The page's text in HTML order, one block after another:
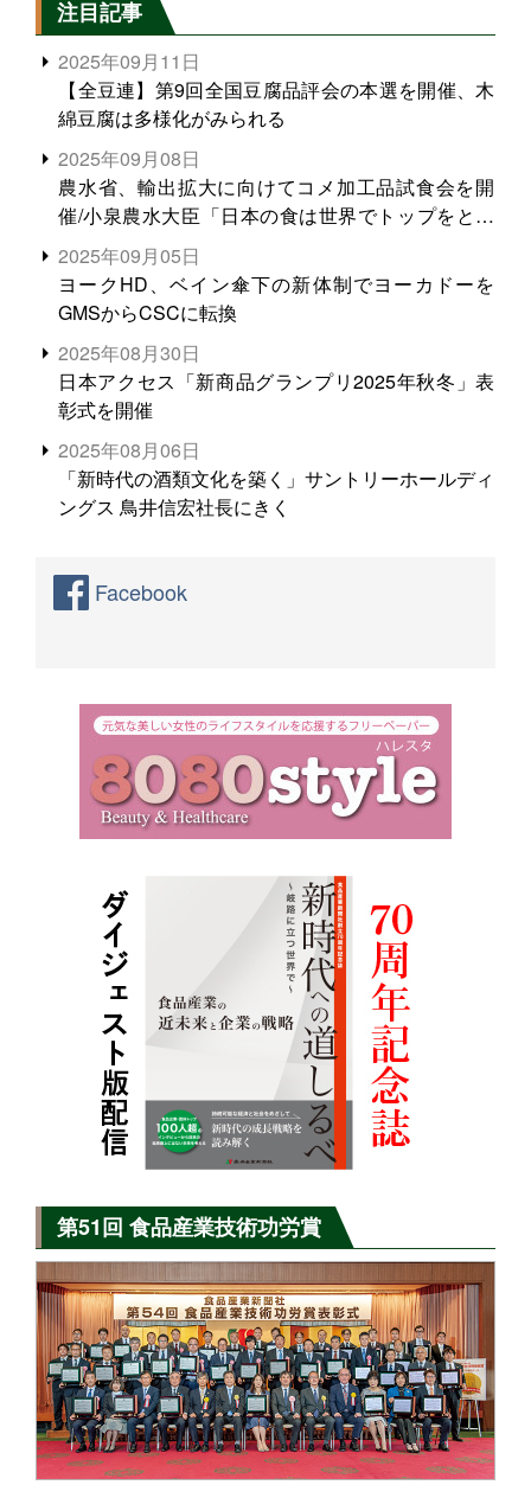
注目記事
2025年09月11日
【全豆連】第9回全国豆腐品評会の本選を開催、木
綿豆腐は多様化がみられる
2025年09月08日
農水省、輸出拡大に向けてコメ加工品試食会を開
催/小泉農水大臣「日本の食は世界でトップをとれ
る。米増産に向けて、米輸出需要の拡大を」
2025年09月05日
ヨークHD、ベイン傘下の新体制でヨーカドーを
GMSからCSCに転換
2025年08月30日
日本アクセス「新商品グランプリ2025年秋冬」表
彰式を開催
2025年08月06日
「新時代の酒類文化を築く」サントリーホールディ
ングス 鳥井信宏社長にきく
Facebook
第51回 食品産業技術功労賞